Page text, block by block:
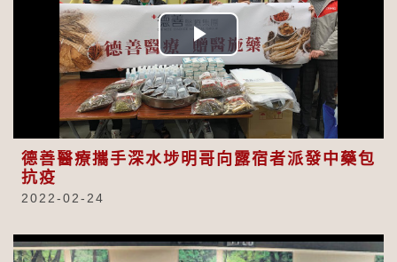
Play
Video
德善醫療攜手深水埗明哥向露宿者派發中藥包
抗疫
2022-02-24